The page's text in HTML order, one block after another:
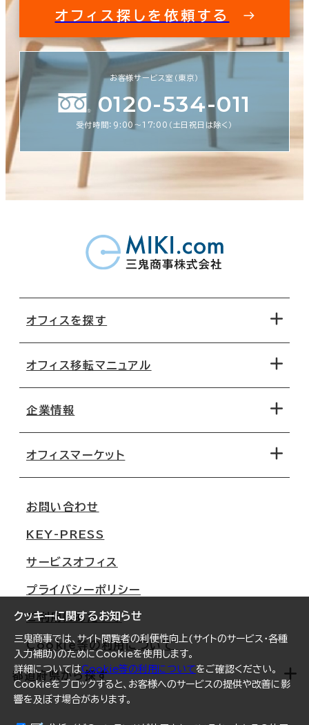
クッキーに関するお知らせ
三鬼商事では、サイト閲覧者の利便性向上(サイトのサービス・各種
入力補助)のためにCookieを使用します。
詳細についてはCookie等の利用についてをご確認ください。
Cookieをブロックすると、お客様へのサービスの提供や改善に影
響を及ぼす場合があります。
オフィス探しを依頼する
お客様サービス室（東京）
0120-534-011
受付時間：9:00〜17:00（土日祝日は除く）
オフィスを探す
地図から探す
路線・駅から探す
オフィス移転マニュアル
移転コストシミュレーション
移転スケジュール
オフィス移転Q&A
企業情報
オフィスマーケット
大阪
名古屋
札幌
仙台
横浜
福岡
オフィスリポート
お問い合わせ
KEY-PRESS
サービスオフィス
プライバシーポリシー
ご利用にあたって
Cookie等の利用について
都道府県から探す